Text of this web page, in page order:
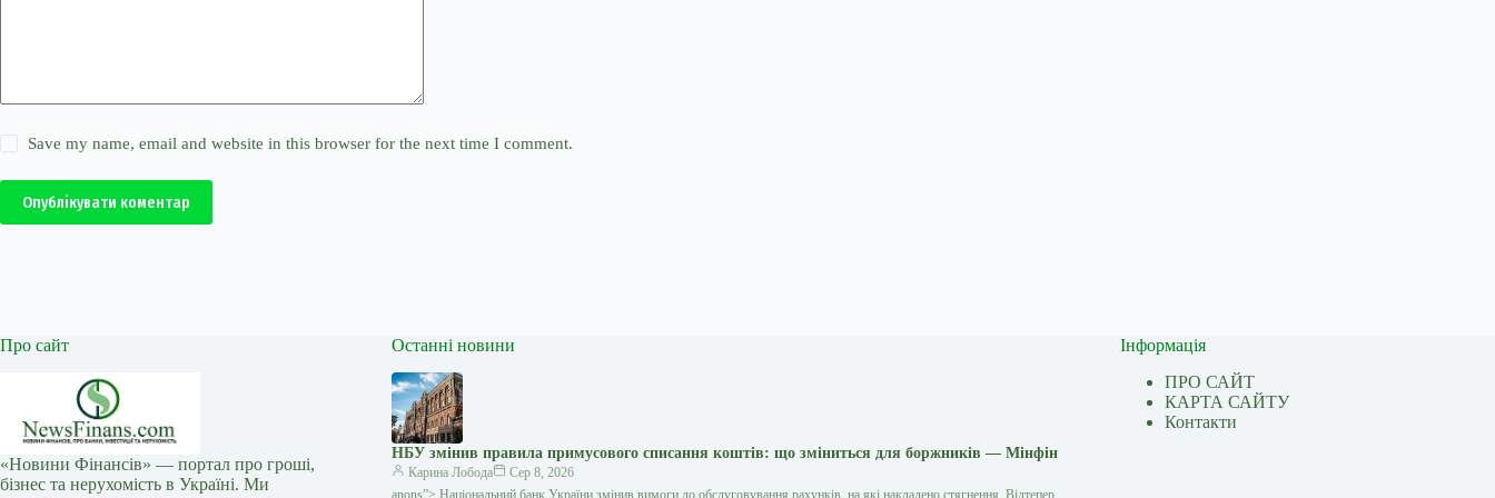
Save my name, email and website in this browser for the next time I comment.
Опублікувати коментар
Про сайт
«Новини Фінансів» — портал про гроші,
бізнес та нерухомість в Україні. Ми
Останні новини
НБУ змінив правила примусового списання коштів: що зміниться для боржників — Мінфін
Карина Лобода
Сер 8, 2026
anons”> Національний банк України змінив вимоги до обслуговування рахунків, на які накладено стягнення. Відтепер
Інформація
ПРО САЙТ
КАРТА САЙТУ
Контакти